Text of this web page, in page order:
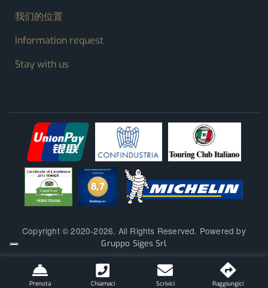
Prenota Chiamaci Scrivici Raggiungici
我们的位置
Information request
Stay with us
Copyright © 2020-2026. All Rights Reserved. Powered by
Gruppo Siges Srl